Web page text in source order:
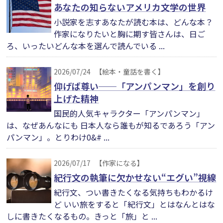
あなたの知らないアメリカ文学の世界
小説家を志すあなたが読む本は、どんな本？
作家になりたいと胸に期す皆さんは、日ご
ろ、いったいどんな本を選んで読んでいる ...
2026/07/24 【絵本・童話を書く】
仰げば尊い──「アンパンマン」を創り
上げた精神
国民的人気キャラクター「アンパンマン」
は、なぜあんなにも 日本人なら誰もが知るであろう「アン
パンマン」。とりわけ0&# ...
2026/07/17 【作家になる】
紀行文の執筆に欠かせない“エグい”視線
紀行文、つい書きたくなる気持ちもわかるけ
ど いい旅をすると「紀行文」とはなんとはな
しに書きたくなるもの。きっと「旅」と ...